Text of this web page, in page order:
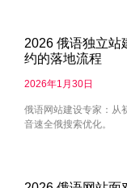
2026 俄语独立站
约的落地流程
2026年1月30日
俄语网站建设专家：从
音速全俄搜索优化。